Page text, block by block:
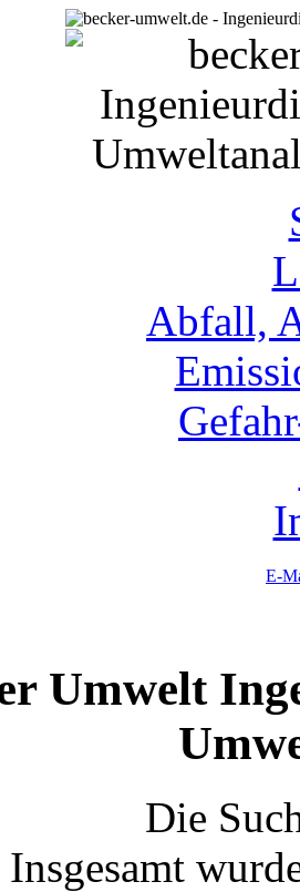
Abfall,
E-
Umwelt
Die
Insgesamt